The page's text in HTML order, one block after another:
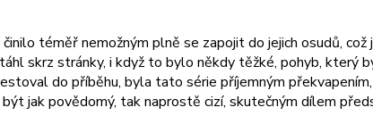
téměř nemožným plně se zapojit do jejich osudů,
skrz stránky, i když to bylo někdy těžké, pohyb, který
do příběhu, byla tato série příjemným
jak povědomý, tak naprostě cizí, skutečným dílem